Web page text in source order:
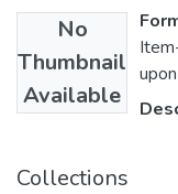
No
Thumbnail
Available
Collections